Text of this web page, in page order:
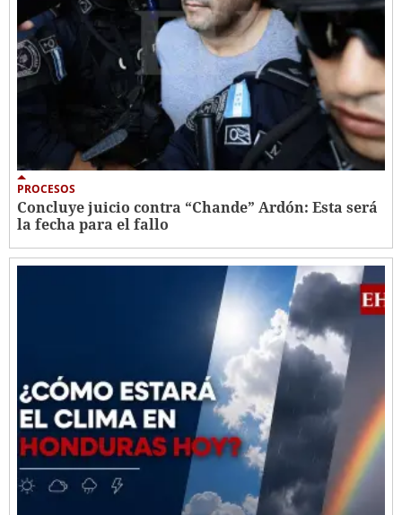
PROCESOS
Concluye juicio contra “Chande” Ardón: Esta será
la fecha para el fallo